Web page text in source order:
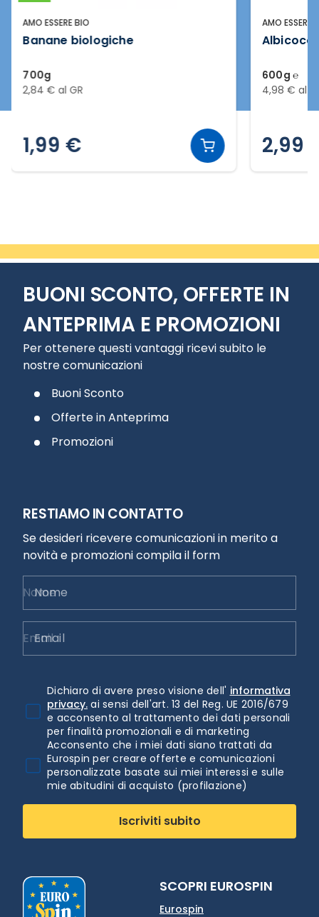
AMO ESSERE BIO
Banane biologiche
700g
2,84 € al GR
1,99 €
AMO ESSERE
600g ℮
4,98 € al
2,99
BUONI SCONTO, OFFERTE IN
ANTEPRIMA E PROMOZIONI
Per ottenere questi vantaggi ricevi subito le
nostre comunicazioni
Buoni Sconto
Offerte in Anteprima
Promozioni
RESTIAMO IN CONTATTO
Se desideri ricevere comunicazioni in merito a
novità e promozioni compila il form
Nome
Email
Dichiaro di avere preso visione dell' informativa
privacy. ai sensi dell'art. 13 del Reg. UE 2016/679
e acconsento al trattamento dei dati personali
per finalità promozionali e di marketing
Acconsento che i miei dati siano trattati da
Eurospin per creare offerte e comunicazioni
personalizzate basate sui miei interessi e sulle
mie abitudini di acquisto (profilazione)
Iscriviti subito
SCOPRI EUROSPIN
Eurospin